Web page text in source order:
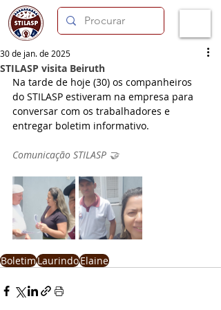
STILASP visita Beiruth
30 de jan. de 2025
Na tarde de hoje (30) os companheiros
do STILASP estiveram na empresa para
conversar com os trabalhadores e
entregar boletim informativo.
Comunicação STILASP 🤝
BoletimLaurindoElaine